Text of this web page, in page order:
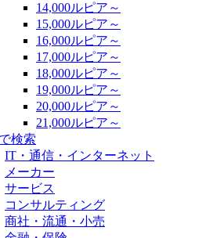
14,000ルピア～
15,000ルピア～
16,000ルピア～
17,000ルピア～
18,000ルピア～
19,000ルピア～
20,000ルピア～
21,000ルピア～
検索
IT・通信・インターネット
メーカー
サービス
コンサルティング
商社・流通・小売